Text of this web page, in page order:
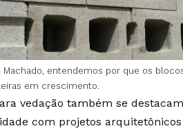
Machado, entendemos por que os
em crescimento.
vedação também se
com projetos